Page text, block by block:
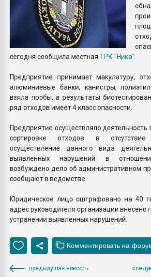
сегодня сообщила местная ТРК "Ника"
Предприятие принимает макулатуру,
алюминиевые банки, канистры,
взяла пробы, а результаты
ряд отходов имеет 4 класс опасности.
Предприятие осуществляло
сортировке отходов в
осуществление данного вида
выявленных нарушений в
возбуждено дело об административном
сообщают в ведомстве.
Юридическое лицо оштрафовано на 40
адрес руководителя организации внесено
устранении выявленных нарушений.
предыдущая новость